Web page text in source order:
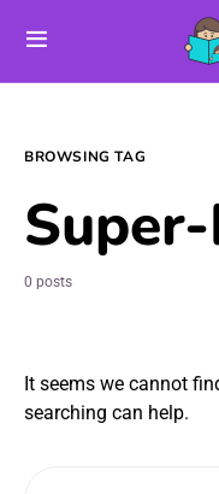
BROWSING TAG
0 posts
It seems we cannot
searching can help.